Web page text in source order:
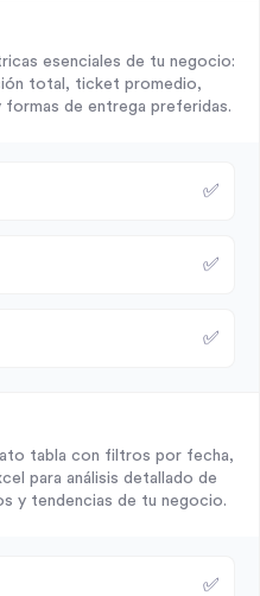
esenciales de tu negocio:
total, ticket promedio,
formas de entrega preferidas.
✅
✅
✅
tabla con filtros por fecha,
para análisis detallado de
y tendencias de tu negocio.
✅